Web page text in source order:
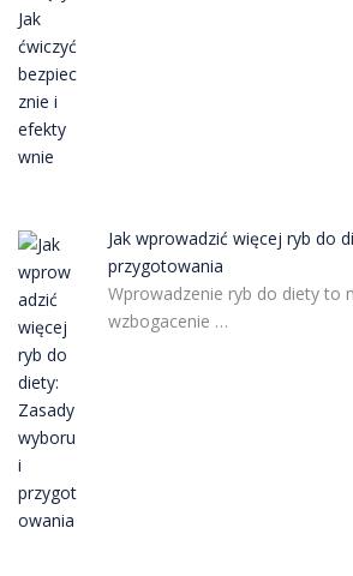
Jak wprowadzić więcej ryb do
przygotowania
Wprowadzenie ryb do diety to
wzbogacenie …